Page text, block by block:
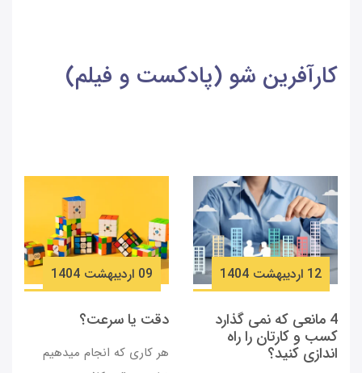
کارآفرین شو (پادکست و فیلم)
12 ارديبهشت 1404
4 مانعی که نمی گذارد
کسب و کارتان را راه
اندازی کنید؟
09 ارديبهشت 1404
دقت یا سرعت؟
هر کاری که انجام می­دهیم